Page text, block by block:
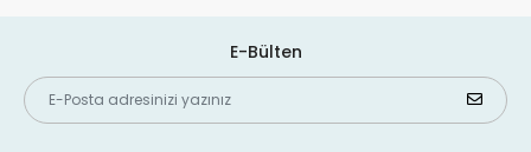
E-Bülten